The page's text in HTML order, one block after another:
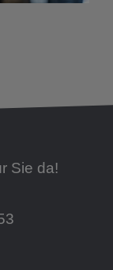
Sie da!